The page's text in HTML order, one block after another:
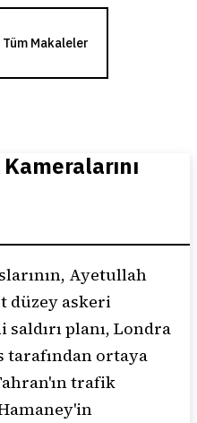
Tüm Makaleler
Ayetullah
düzey askeri
planı, Londra
ortaya
trafik